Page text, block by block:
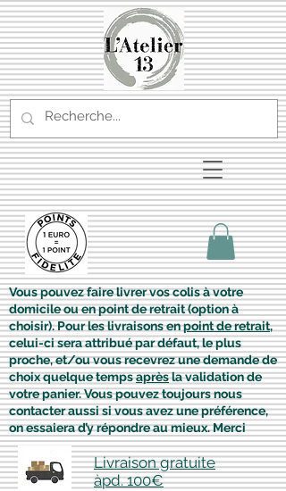
Vous pouvez faire livrer vos colis à votre
domicile ou en point de retrait (option à
choisir). Pour les livraisons enpoint de retrait,
celui-ci sera attribué par défaut, le plus
proche, et/ou vous recevrez une demande de
choix quelque tempsaprèsla validation de
votre panier. Vous pouvez toujours nous
contacter aussi si vous avez une préférence,
on essaiera d’y répondre au mieux. Merci
Livraison gratuite
àpd. 100€